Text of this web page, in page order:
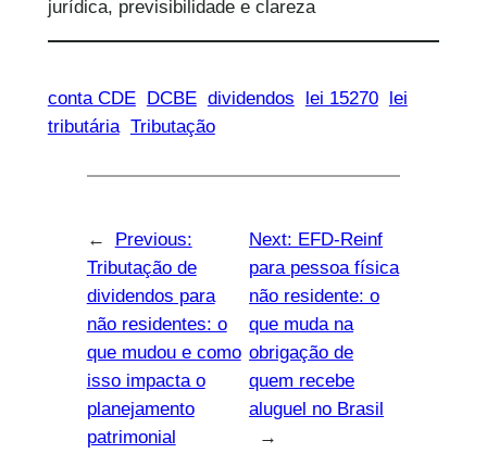
jurídica, previsibilidade e clareza
conta CDE DCBE dividendos lei 15270
lei
tributária Tributação
←
Previous:
Tributação de
dividendos para
não residentes: o
que mudou e como
isso impacta o
planejamento
patrimonial
Next: EFD-Reinf
para pessoa física
não residente: o
que muda na
obrigação de
quem recebe
aluguel no Brasil
→